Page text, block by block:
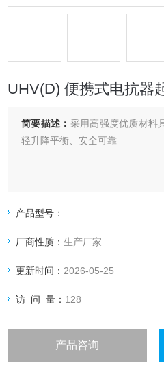
UHV(D) 便携式电抗器
简要描述： 采用高强度优质材料
轻升降平衡、安全可靠
产品型号：
厂商性质：生产厂家
更新时间： 2026-05-25
访 问 量： 128
产品咨询